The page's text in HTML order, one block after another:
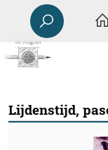
Lijdenstijd,